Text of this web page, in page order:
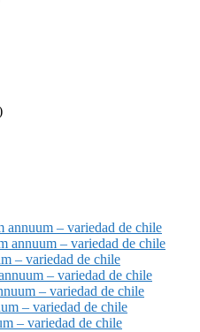
annuum – variedad de chile
annuum – variedad de chile
– variedad de chile
– variedad de chile
– variedad de chile
– variedad de chile
– variedad de chile